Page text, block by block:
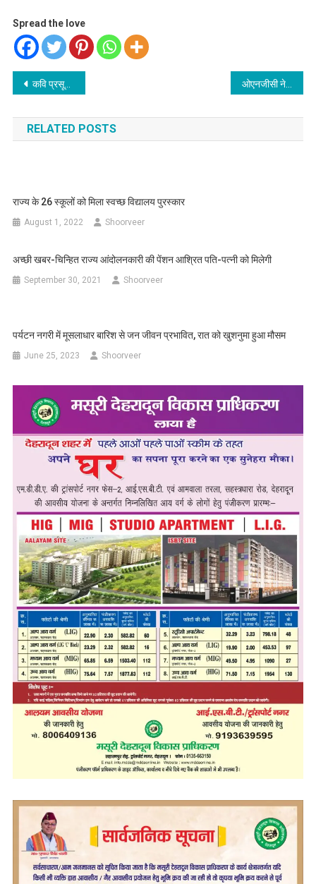
Spread the love
Post
navigation
कवि प्रसून जोशी ने मुख्यमंत्री शिष्टाचार भेंट की ओएनजीसी ने आज़ादी का अमृत महोत्सव के तहत अनेक गतिविधियों का आयोजन किया
RELATED POSTS
राज्य के 26 स्कूलों को मिला स्वच्छ विद्यालय पुरस्कार
August 1, 2022 Shoorveer
अच्छी खबर-चिन्हित राज्य आंदोलनकारी की पेंशन आश्रित पति-पत्नी को मिलेगी
September 30, 2021 Shoorveer
पर्यटन नगरी में मूसलाधार बारिश से जन जीवन प्रभावित, रात को खुशनुमा हुआ मौसम
June 25, 2023 Shoorveer